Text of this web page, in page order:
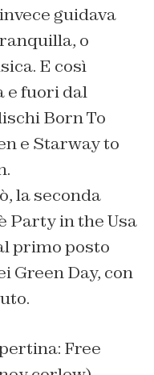
guidava
o
E così
e fuori dal
Born To
e Starway to
la seconda
Party in the Usa
primo posto
Green Day, con
Free